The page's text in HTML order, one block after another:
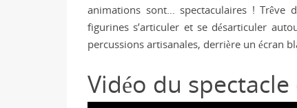
animations sont… spectaculaires ! Trêve
figurines s’articuler et se désarticuler
percussions artisanales, derrière un écran
Vidéo du